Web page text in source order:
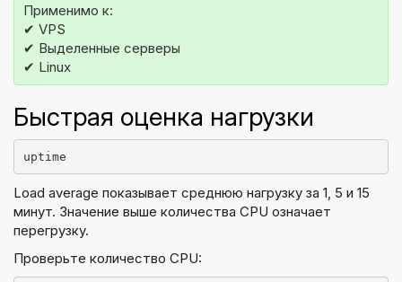
Применимо к:
✔ VPS
✔ Выделенные серверы
✔ Linux
Быстрая оценка нагрузки
uptime
Load average показывает среднюю нагрузку за 1, 5 и 15
минут. Значение выше количества CPU означает
перегрузку.
Проверьте количество CPU: